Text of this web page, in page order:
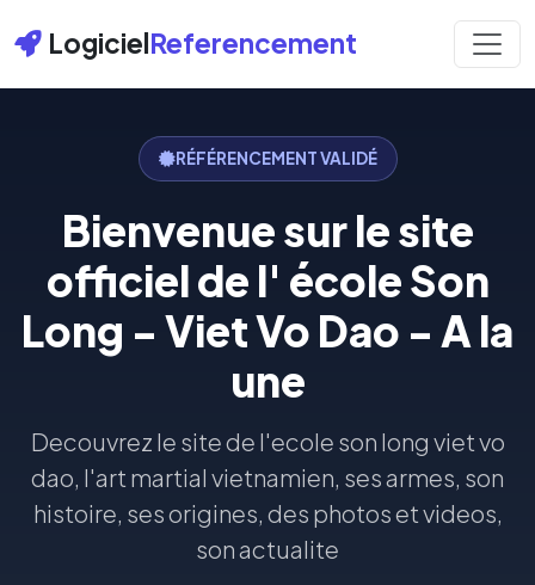
LogicielReferencement
RÉFÉRENCEMENT VALIDÉ
Bienvenue sur le site
officiel de l' école Son
Long - Viet Vo Dao - A la
une
Decouvrez le site de l'ecole son long viet vo
dao, l'art martial vietnamien, ses armes, son
histoire, ses origines, des photos et videos,
son actualite